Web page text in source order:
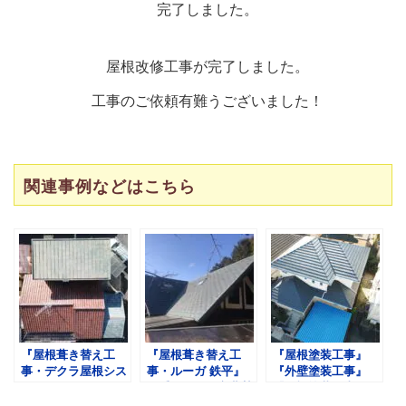
完了しました。
屋根改修工事が完了しました。
工事のご依頼有難うございました！
関連事例などはこちら
『屋根葺き替え工
事・デクラ屋根シス
『屋根葺き替え工
事・ルーガ 鉄平』
『屋根塗装工事』
『外壁塗装工事』